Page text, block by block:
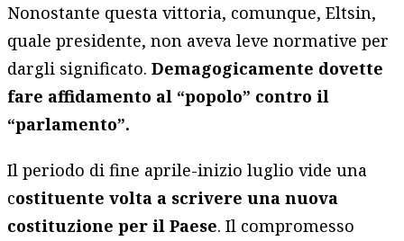
Nonostante questa vittoria, comunque, Eltsin,
quale presidente, non aveva leve normative per
dargli significato.Demagogicamente dovette
fare affidamento al “popolo” contro il
“parlamento”.
Il periodo di fine aprile-inizio luglio vide una
costituente volta a scrivere una nuova
costituzione per il Paese. Il compromesso